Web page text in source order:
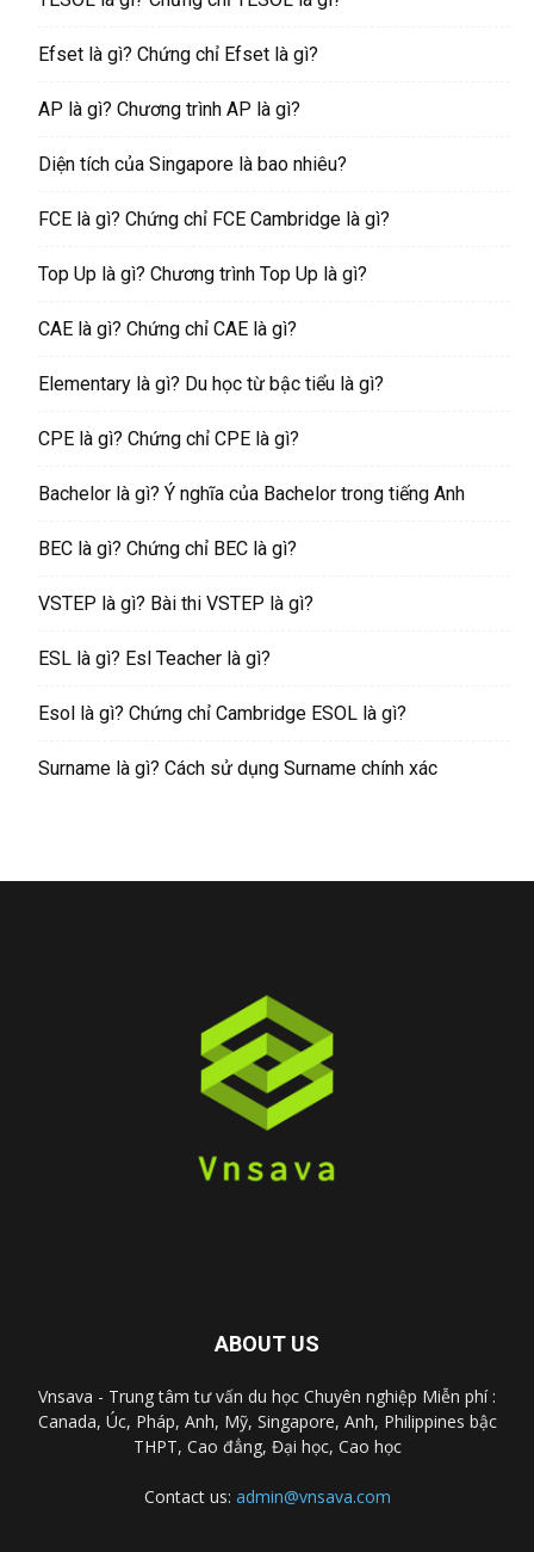
Efset là gì? Chứng chỉ Efset là gì?
AP là gì? Chương trình AP là gì?
Diện tích của Singapore là bao nhiêu?
FCE là gì? Chứng chỉ FCE Cambridge là gì?
Top Up là gì? Chương trình Top Up là gì?
CAE là gì? Chứng chỉ CAE là gì?
Elementary là gì? Du học từ bậc tiểu là gì?
CPE là gì? Chứng chỉ CPE là gì?
Bachelor là gì? Ý nghĩa của Bachelor trong tiếng Anh
BEC là gì? Chứng chỉ BEC là gì?
VSTEP là gì? Bài thi VSTEP là gì?
ESL là gì? Esl Teacher là gì?
Esol là gì? Chứng chỉ Cambridge ESOL là gì?
Surname là gì? Cách sử dụng Surname chính xác
ABOUT US
Vnsava - Trung tâm tư vấn du học Chuyên nghiệp Miễn phí :
Canada, Úc, Pháp, Anh, Mỹ, Singapore, Anh, Philippines bậc
THPT, Cao đẳng, Đại học, Cao học
Contact us: admin@vnsava.com